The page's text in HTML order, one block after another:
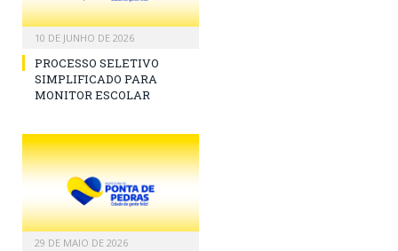
10 DE JUNHO DE 2026
PROCESSO SELETIVO
SIMPLIFICADO PARA
MONITOR ESCOLAR
29 DE MAIO DE 2026